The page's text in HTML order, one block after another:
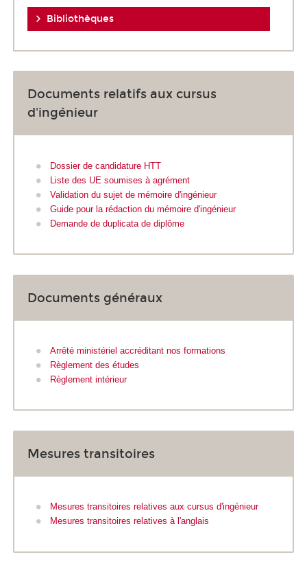
Bibliothèques
Documents relatifs aux cursus
d'ingénieur
Dossier de candidature HTT
Liste des UE soumises à agrément
Validation du sujet de mémoire d'ingénieur
Guide pour la rédaction du mémoire d'ingénieur
Demande de duplicata de diplôme
Documents généraux
Arrêté ministériel accréditant nos formations
Règlement des études
Règlement intérieur
Mesures transitoires
Mesures transitoires relatives aux cursus d'ingénieur
Mesures transitoires relatives à l'anglais